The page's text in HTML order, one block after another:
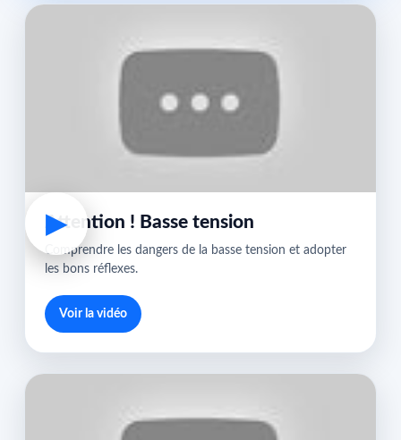
▶
Attention ! Basse tension
Comprendre les dangers de la basse tension et adopter
les bons réflexes.
Voir la vidéo